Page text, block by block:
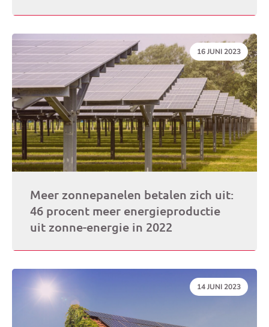
DATUM:
16 JUNI 2023
Meer zonnepanelen betalen zich uit:
46 procent meer energieproductie
uit zonne-energie in 2022
DATUM:
14 JUNI 2023